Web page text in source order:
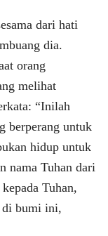
dari hati
dia.
orang
melihat
“Inilah
berperang untuk
hidup untuk
nama Tuhan dari
Tuhan,
di bumi ini,